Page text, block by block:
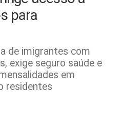
para
de imigrantes com
exige seguro saúde e
em
residentes